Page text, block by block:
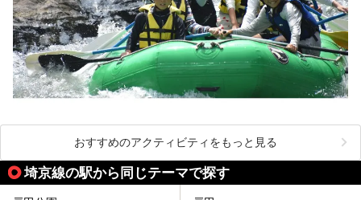
おすすめのアクティビティをもっと見る
埼京線の駅から同じテーマで探す